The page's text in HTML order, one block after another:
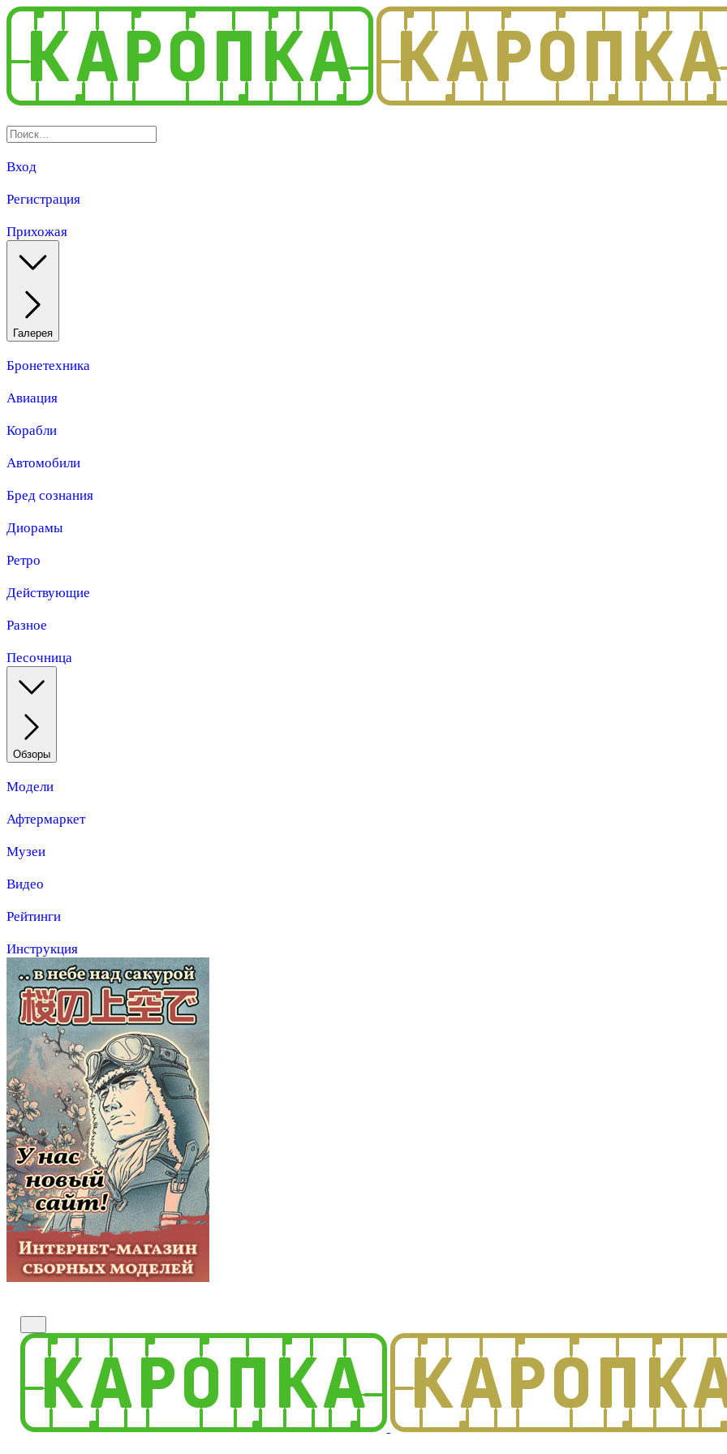
Вход
Регистрация
Прихожая
Галерея
Бронетехника
Авиация
Корабли
Автомобили
Бред сознания
Диорамы
Ретро
Действующие
Разное
Песочница
Обзоры
Модели
Афтермаркет
Музеи
Видео
Рейтинги
Инструкция